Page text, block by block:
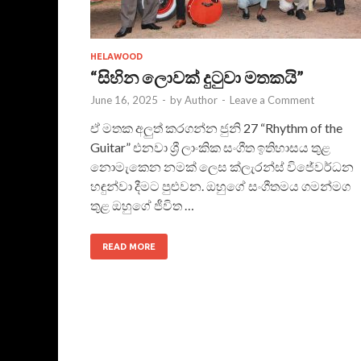
HELAWOOD
“සිහින ලොවක් දුටුවා මතකයි”
June 16, 2025 - byAuthor - Leave a Comment
ඒ මතක අලුත් කරගන්න ජුනි 27 “Rhythm of the
Guitar” එනවා ශ්‍රී ලාංකික සංගීත ඉතිහාසය තුළ
නොමැකෙන නමක් ලෙස ක්ලැරන්ස් විජේවර්ධන
හඳුන්වා දීමට පුළුවන. ඔහුගේ සංගීතමය ගමන්මග
තුළ ඔහුගේ ජීවිත …
READ MORE